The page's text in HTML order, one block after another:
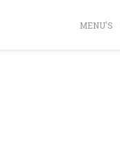
MENU'S